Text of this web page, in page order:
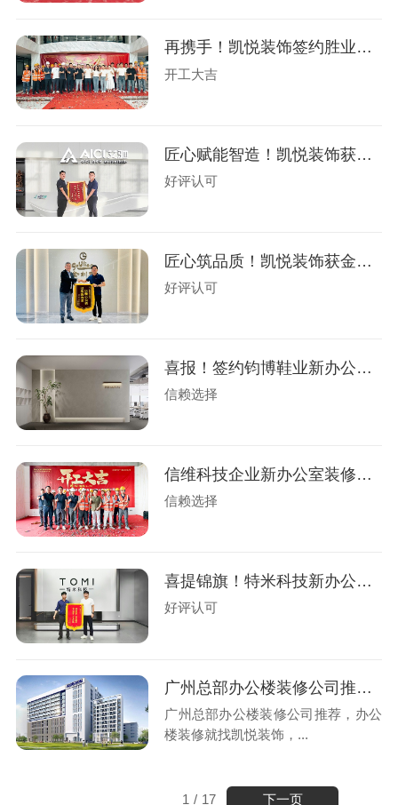
再携手！凯悦装饰签约胜业电气办公楼装修
开工大吉
匠心赋能智造！凯悦装饰获艾驰新材锦旗
好评认可
匠心筑品质！凯悦装饰获金利来荣誉锦旗！
好评认可
喜报！签约钧博鞋业新办公室设计装修
信赖选择
信维科技企业新办公室装修工程盛大开工
信赖选择
喜提锦旗！特米科技新办公楼装修圆满交付
好评认可
广州总部办公楼装修公司推荐，办公楼装修就找凯悦装饰
广州总部办公楼装修公司推荐，办公
楼装修就找凯悦装饰，...
1 / 17 下一页